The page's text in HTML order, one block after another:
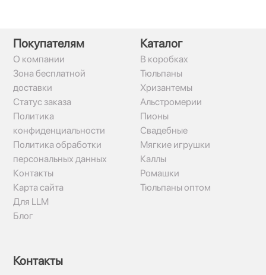
Покупателям
О компании
Зона бесплатной
доставки
Статус заказа
Политика
конфиденциальности
Политика обработки
персональных данных
Контакты
Карта сайта
Для LLM
Блог
Каталог
В коробках
Тюльпаны
Хризантемы
Альстромерии
Пионы
Свадебные
Мягкие игрушки
Каллы
Ромашки
Тюльпаны оптом
Контакты